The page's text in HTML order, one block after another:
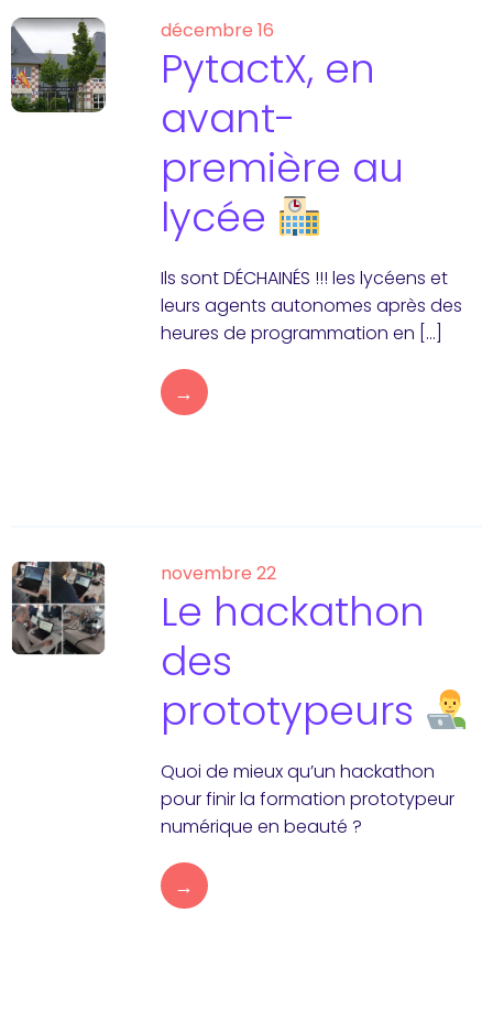
décembre 16
PytactX, en
avant-
première au
lycée
Ils sont DÉCHAINÉS !!! les lycéens et
leurs agents autonomes après des
heures de programmation en […]
→
novembre 22
Le hackathon
des
prototypeurs
Quoi de mieux qu’un hackathon
pour finir la formation prototypeur
numérique en beauté ?
→